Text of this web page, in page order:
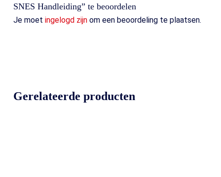
SNES Handleiding” te beoordelen
Je moet ingelogd zijnom een beoordeling te plaatsen.
Gerelateerde producten